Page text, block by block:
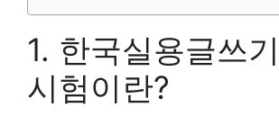
1. 한국실용글쓰
시험이란?